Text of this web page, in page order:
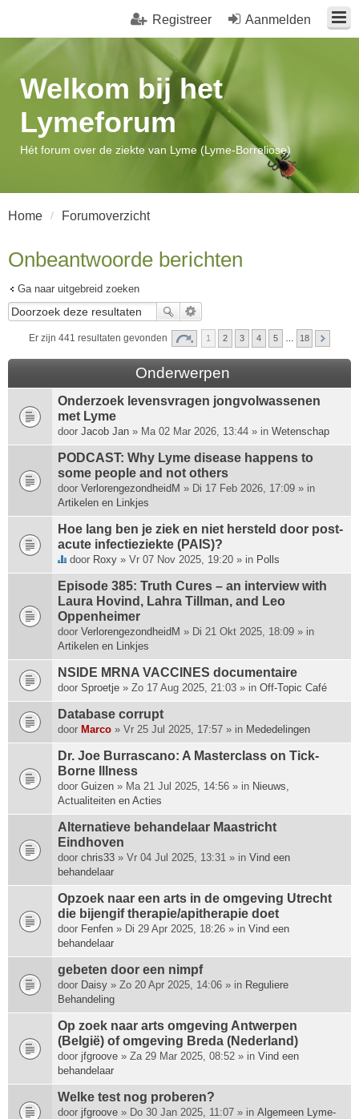
Aanmelden
Registreer
Welkom bij het
Lymeforum
Hét forum over de ziekte van Lyme (Lyme-Borreliose)
Home Forumoverzicht
Onbeantwoorde berichten
Ga naar uitgebreid zoeken
Er zijn 441 resultaten gevonden 1 2 3 4 5 18
Onderwerpen
Onderzoek levensvragen jongvolwassenen
met Lyme
door Jacob Jan » Ma 02 Mar 2026, 13:44 » in Wetenschap
PODCAST: Why Lyme disease happens to
some people and not others
door VerlorengezondheidM » Di 17 Feb 2026, 17:09 » in
Artikelen en Linkjes
Hoe lang ben je ziek en niet hersteld door post-
acute infectieziekte (PAIS)?
i
t
o
n
d
r
w
e
r
p
h
e
e
f
t
e
e
n
p
e
i
l
i
n
g
.
door Roxy » Vr 07 Nov 2025, 19:20 » in Polls
Episode 385: Truth Cures – an interview with
Laura Hovind, Lahra Tillman, and Leo
Oppenheimer
door VerlorengezondheidM » Di 21 Okt 2025, 18:09 » in
Artikelen en Linkjes
NSIDE MRNA VACCINES documentaire
door Sproetje » Zo 17 Aug 2025, 21:03 » in Off-Topic Café
Database corrupt
door Marco » Vr 25 Jul 2025, 17:57 » in Mededelingen
Dr. Joe Burrascano: A Masterclass on Tick-
Borne Illness
door Guizen » Ma 21 Jul 2025, 14:56 » in Nieuws,
Actualiteiten en Acties
Alternatieve behandelaar Maastricht
Eindhoven
door chris33 » Vr 04 Jul 2025, 13:31 » in Vind een
behandelaar
Opzoek naar een arts in de omgeving Utrecht
die bijengif therapie/apitherapie doet
door Fenfen » Di 29 Apr 2025, 18:26 » in Vind een
behandelaar
gebeten door een nimpf
door Daisy » Zo 20 Apr 2025, 14:06 » in Reguliere
Behandeling
Op zoek naar arts omgeving Antwerpen
(België) of omgeving Breda (Nederland)
door jfgroove » Za 29 Mar 2025, 08:52 » in Vind een
behandelaar
Welke test nog proberen?
door jfgroove » Do 30 Jan 2025, 11:07 » in Algemeen Lyme-